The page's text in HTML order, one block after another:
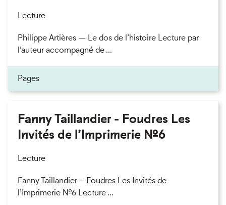
Lecture
Philippe Artières — Le dos de l’histoire Lecture par
l’auteur accompagné de ...
Pages
Fanny Taillandier - Foudres Les
Invités de l’Imprimerie n°6
Lecture
Fanny Taillandier – Foudres Les Invités de
l’Imprimerie n°6 Lecture ...